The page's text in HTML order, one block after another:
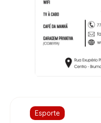
Esporte